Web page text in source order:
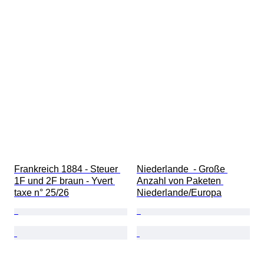
Frankreich 1884 - Steuer
1F und 2F braun - Yvert
taxe n° 25/26
Niederlande  - Große
Anzahl von Paketen
Niederlande/Europa